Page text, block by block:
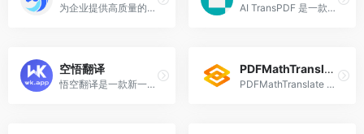
为企业提供高质量的即时聊天翻译服务，支持whatsapp Line Tiktok Twitter Instagram Telegram Zalo Facebook Messenger等软件的实时聊天翻译,无限网页多开,语音转文字,快捷回复等操作。 AI TransPDF 是一款专注于智能翻译 PDF 文档的工具，旨在高效、准确地完成 PDF 文档的翻译工作。
空悟翻译
悟空翻译是一款新一代实时双向翻译软件，旨在为用户提供全球主流社交应用的聚合服务。
PDFMathTranslate
PDFMathTranslate 是一款专为科学论文和复杂文档翻译设计的开源工具，旨在提供高精度、格式保留的双语对照翻译服务。